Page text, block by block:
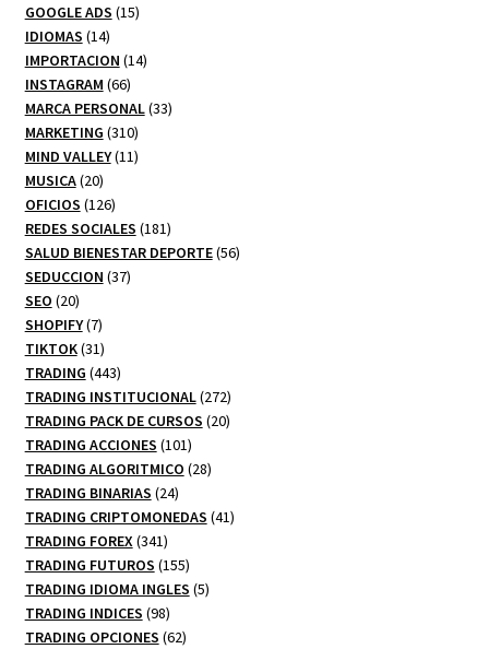
productos
GOOGLE ADS 1515
IDIOMAS 1414
productos
IMPORTACION 1414
INSTAGRAM 6666
productos
MARCA PERSONAL 3333
MARKETING 310310
productos
MIND VALLEY 1111
MUSICA 2020
productos
OFICIOS 126126
productos
REDES SOCIALES 181181
productos
SALUD BIENESTAR DEPORTE 5656
SEDUCCION 3737
SEO 2020
productos
SHOPIFY 77
productos
TIKTOK 3131
productos
TRADING 443443
productos
TRADING INSTITUCIONAL 272272
productos
TRADING PACK DE CURSOS 2020
TRADING ACCIONES 101101
productos
TRADING ALGORITMICO 2828
TRADING BINARIAS 2424
productos
TRADING CRIPTOMONEDAS 4141
TRADING FOREX 341341
productos
TRADING FUTUROS 155155
productos
TRADING IDIOMA INGLES 55
TRADING INDICES 9898
productos
TRADING OPCIONES 6262